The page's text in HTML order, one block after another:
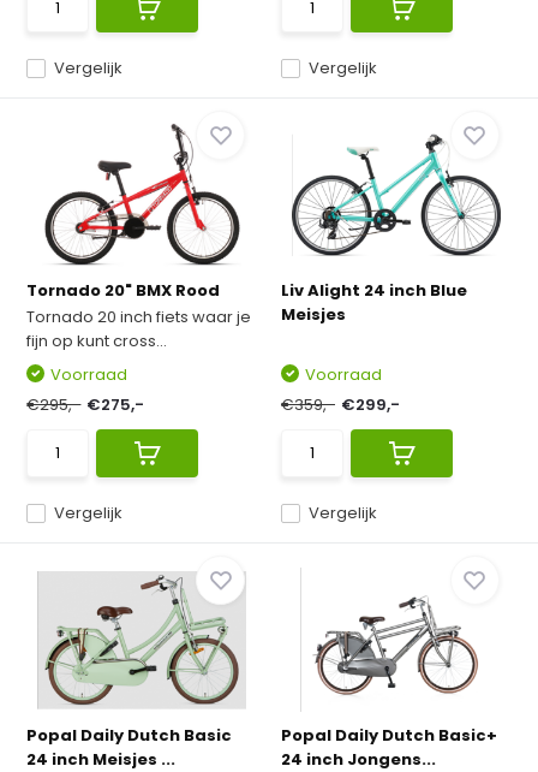
Vergelijk Vergelijk
Tornado 20" BMX Rood
Tornado 20 inch fiets waar je
fijn op kunt cross...
Vergelijk
Voorraad
€295,- €275,-
Liv Alight 24 inch Blue
Meisjes
Vergelijk
Voorraad
€359,- €299,-
Popal Daily Dutch Basic
24 inch Meisjes ...
Popal Daily Dutch Basic+
24 inch Jongens...